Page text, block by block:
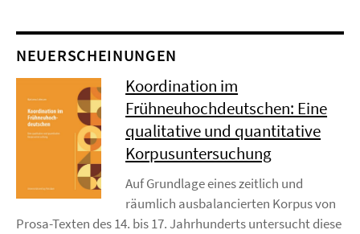
NEUERSCHEINUNGEN
Koordination im
Frühneuhochdeutschen: Eine
qualitative und quantitative
Korpusuntersuchung
Auf Grundlage eines zeitlich und
räumlich ausbalancierten Korpus von
Prosa-Texten des 14. bis 17. Jahrhunderts untersucht diese